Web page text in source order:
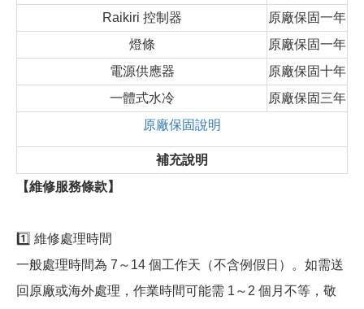
Raikiri 控制器
原廠保固一年
燈條
原廠保固一年
電源供應器
原廠保固十年
一體式水冷
原廠保固三年
原廠保固說明
補充說明
【維修服務條款】
1️⃣ 維修處理時間
一般處理時間為 7～14 個工作天（不含例假日）。如需送
回原廠或海外處理，作業時間可能需 1～2 個月不等，敬